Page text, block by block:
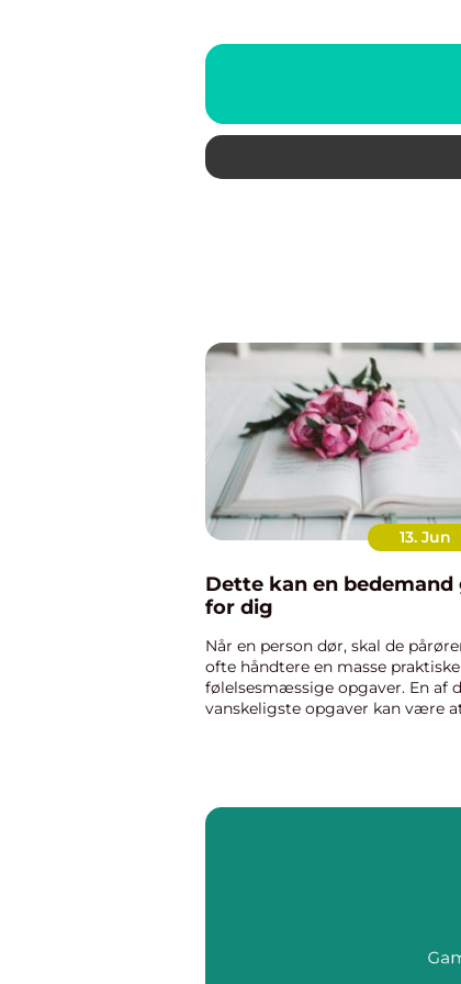
13. Jun
Dette kan en bedemand
for dig
Når en person dør, skal de
ofte håndtere en masse
følelsesmæssige opgaver. En af
vanskeligste opgaver kan være